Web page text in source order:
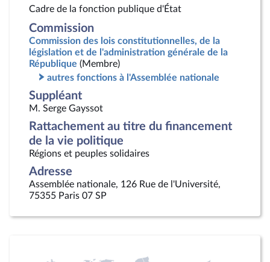
Cadre de la fonction publique d'État
Commission
Commission des lois constitutionnelles, de la
législation et de l'administration générale de la
République (Membre)
autres fonctions à l'Assemblée nationale
Suppléant
M. Serge Gayssot
Rattachement au titre du financement
de la vie politique
Régions et peuples solidaires
Adresse
Assemblée nationale, 126 Rue de l'Université,
75355 Paris 07 SP